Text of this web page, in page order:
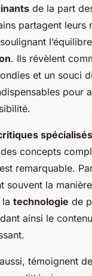
de la part
partagent leurs
. Ils révèlent
et un souci
pour
spécialisés
concepts
remarquable.
souvent la
technologie de
ainsi le
témoignent